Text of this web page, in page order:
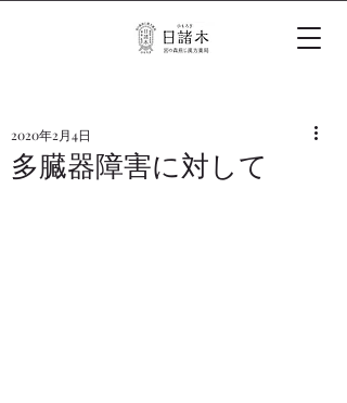
多臓器障害に対して
2020年2月4日